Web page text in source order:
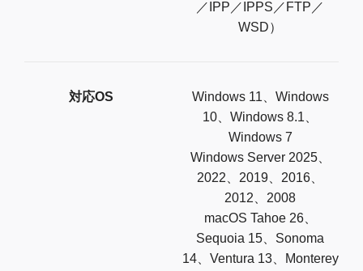
／IPP／IPPS／FTP／
WSD）
対応OS
Windows 11、Windows
10、Windows 8.1、
Windows 7
Windows Server 2025、
2022、2019、2016、
2012、2008
macOS Tahoe 26、
Sequoia 15、Sonoma
14、Ventura 13、Monterey